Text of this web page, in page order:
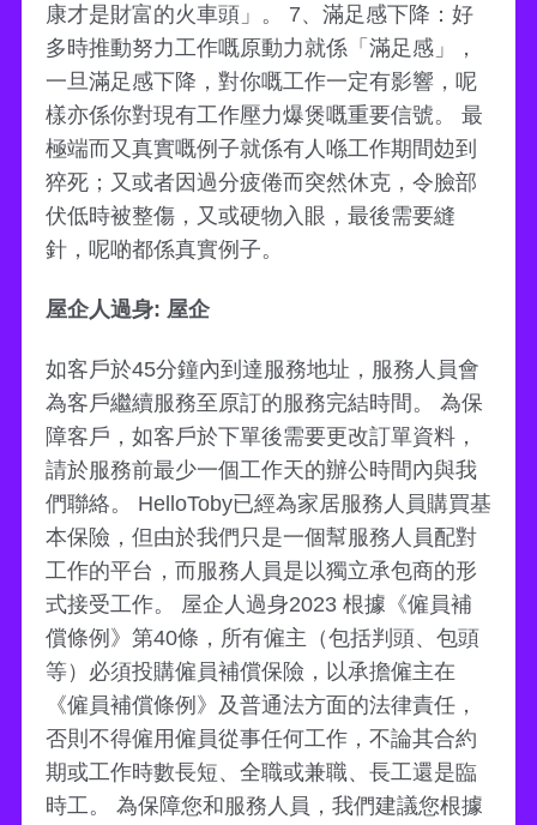
康才是財富的火車頭」。 7、滿足感下降：好
多時推動努力工作嘅原動力就係「滿足感」，
一旦滿足感下降，對你嘅工作一定有影響，呢
樣亦係你對現有工作壓力爆煲嘅重要信號。 最
極端而又真實嘅例子就係有人喺工作期間攰到
猝死；又或者因過分疲倦而突然休克，令臉部
伏低時被整傷，又或硬物入眼，最後需要縫
針，呢啲都係真實例子。
屋企人過身: 屋企
如客戶於45分鐘內到達服務地址，服務人員會
為客戶繼續服務至原訂的服務完結時間。 為保
障客戶，如客戶於下單後需要更改訂單資料，
請於服務前最少一個工作天的辦公時間內與我
們聯絡。 HelloToby已經為家居服務人員購買基
本保險，但由於我們只是一個幫服務人員配對
工作的平台，而服務人員是以獨立承包商的形
式接受工作。 屋企人過身2023 根據《僱員補
償條例》第40條，所有僱主（包括判頭、包頭
等）必須投購僱員補償保險，以承擔僱主在
《僱員補償條例》及普通法方面的法律責任，
否則不得僱用僱員從事任何工作，不論其合約
期或工作時數長短、全職或兼職、長工還是臨
時工。 為保障您和服務人員，我們建議您根據